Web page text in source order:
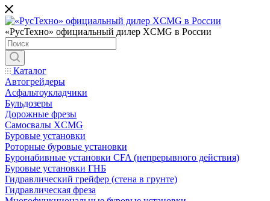
«РусТехно» официальный дилер XCMG в России
Каталог
Автогрейдеры
Асфальтоукладчики
Бульдозеры
Дорожные фрезы
Самосвалы XCMG
Буровые установки
Роторные буровые установки
Буронабивные установки CFA (непрерывного действия)
Буровые установки ГНБ
Гидравлический грейфер (стена в грунте)
Гидравлическая фреза